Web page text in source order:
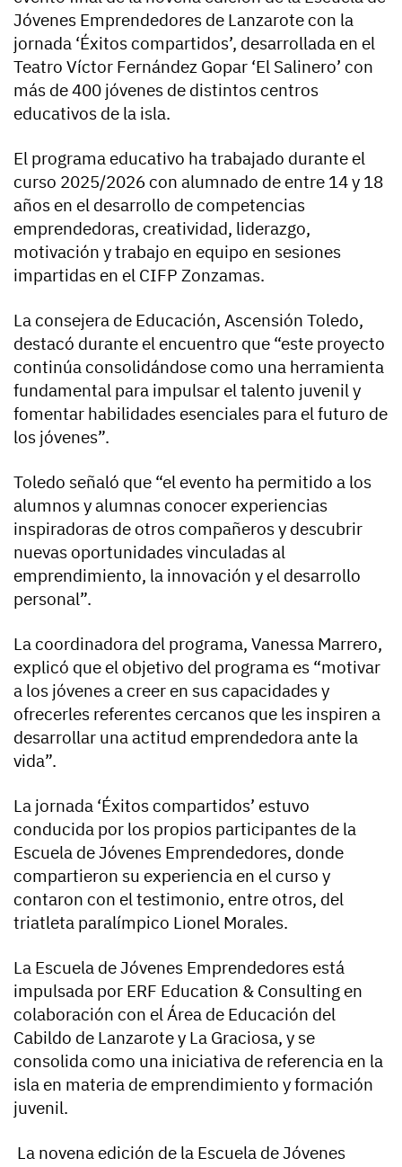
Jóvenes Emprendedores de Lanzarote con la
jornada ‘Éxitos compartidos’, desarrollada en el
Teatro Víctor Fernández Gopar ‘El Salinero’ con
más de 400 jóvenes de distintos centros
educativos de la isla.
El programa educativo ha trabajado durante el
curso 2025/2026 con alumnado de entre 14 y 18
años en el desarrollo de competencias
emprendedoras, creatividad, liderazgo,
motivación y trabajo en equipo en sesiones
impartidas en el CIFP Zonzamas.
La consejera de Educación, Ascensión Toledo,
destacó durante el encuentro que “este proyecto
continúa consolidándose como una herramienta
fundamental para impulsar el talento juvenil y
fomentar habilidades esenciales para el futuro de
los jóvenes”.
Toledo señaló que “el evento ha permitido a los
alumnos y alumnas conocer experiencias
inspiradoras de otros compañeros y descubrir
nuevas oportunidades vinculadas al
emprendimiento, la innovación y el desarrollo
personal”.
La coordinadora del programa, Vanessa Marrero,
explicó que el objetivo del programa es “motivar
a los jóvenes a creer en sus capacidades y
ofrecerles referentes cercanos que les inspiren a
desarrollar una actitud emprendedora ante la
vida”.
La jornada ‘Éxitos compartidos’ estuvo
conducida por los propios participantes de la
Escuela de Jóvenes Emprendedores, donde
compartieron su experiencia en el curso y
contaron con el testimonio, entre otros, del
triatleta paralímpico Lionel Morales.
La Escuela de Jóvenes Emprendedores está
impulsada por ERF Education & Consulting en
colaboración con el Área de Educación del
Cabildo de Lanzarote y La Graciosa, y se
consolida como una iniciativa de referencia en la
isla en materia de emprendimiento y formación
juvenil.
La novena edición de la Escuela de Jóvenes